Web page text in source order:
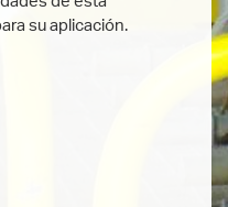
su aplicación.